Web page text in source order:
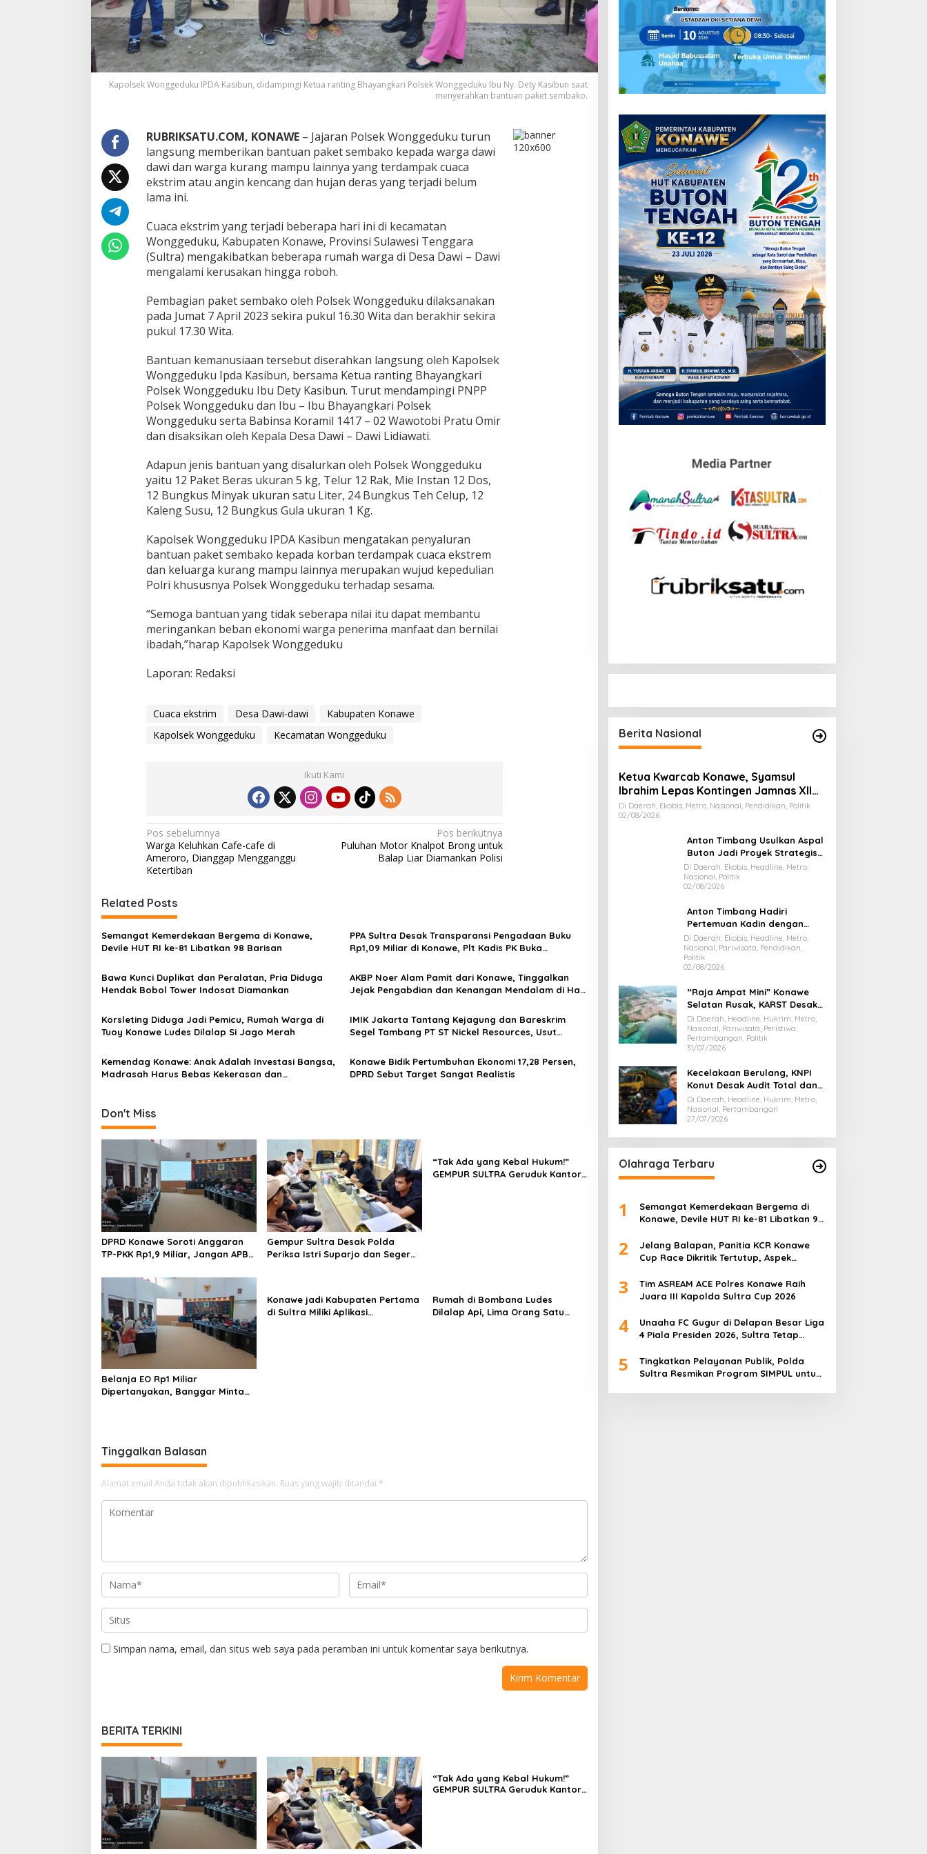
L
a
n
g
s
u
g
i
k
a
n
P
e
t
S
e
m
a
k
o
Kapolsek Wonggeduku IPDA Kasibun, didampingi Ketua ranting Bhayangkari Polsek Wonggeduku Ibu Ny. Dety Kasibun saat
menyerahkan bantuan paket sembako.
RUBRIKSATU.COM, KONAWE– Jajaran Polsek Wonggeduku turun
langsung memberikan bantuan paket sembako kepada warga dawi
dawi dan warga kurang mampu lainnya yang terdampak cuaca
ekstrim atau angin kencang dan hujan deras yang terjadi belum
lama ini.
Cuaca ekstrim yang terjadi beberapa hari ini di kecamatan
Wonggeduku, Kabupaten Konawe, Provinsi Sulawesi Tenggara
(Sultra) mengakibatkan beberapa rumah warga di Desa Dawi – Dawi
mengalami kerusakan hingga roboh.
Pembagian paket sembako oleh Polsek Wonggeduku dilaksanakan
pada Jumat 7 April 2023 sekira pukul 16.30 Wita dan berakhir sekira
pukul 17.30 Wita.
Bantuan kemanusiaan tersebut diserahkan langsung oleh Kapolsek
Wonggeduku Ipda Kasibun, bersama Ketua ranting Bhayangkari
Polsek Wonggeduku Ibu Dety Kasibun. Turut mendampingi PNPP
Polsek Wonggeduku dan Ibu – Ibu Bhayangkari Polsek
Wonggeduku serta Babinsa Koramil 1417 – 02 Wawotobi Pratu Omir
dan disaksikan oleh Kepala Desa Dawi – Dawi Lidiawati.
Adapun jenis bantuan yang disalurkan oleh Polsek Wonggeduku
yaitu 12 Paket Beras ukuran 5 kg, Telur 12 Rak, Mie Instan 12 Dos,
12 Bungkus Minyak ukuran satu Liter, 24 Bungkus Teh Celup, 12
Kaleng Susu, 12 Bungkus Gula ukuran 1 Kg.
Kapolsek Wonggeduku IPDA Kasibun mengatakan penyaluran
bantuan paket sembako kepada korban terdampak cuaca ekstrem
dan keluarga kurang mampu lainnya merupakan wujud kepedulian
Polri khususnya Polsek Wonggeduku terhadap sesama.
“Semoga bantuan yang tidak seberapa nilai itu dapat membantu
meringankan beban ekonomi warga penerima manfaat dan bernilai
ibadah,”harap Kapolsek Wonggeduku
Laporan: Redaksi
Cuaca ekstrim Desa Dawi-dawi
Kabupaten Konawe
Kapolsek Wonggeduku
Kecamatan Wonggeduku
Ikuti Kami
N
a
v
i
g
a
s
i
p
s
Pos sebelumnya
Warga Keluhkan Cafe-cafe di
Ameroro, Dianggap Mengganggu
Ketertiban
Pos berikutnya
Puluhan Motor Knalpot Brong untuk
Balap Liar Diamankan Polisi
Related Posts
Semangat Kemerdekaan Bergema di Konawe,
Devile HUT RI ke-81 Libatkan 98 Barisan
PPA Sultra Desak Transparansi Pengadaan Buku
Rp1,09 Miliar di Konawe, Plt Kadis PK Buka
Bawa Kunci Duplikat dan Peralatan, Pria Diduga
Hendak Bobol Tower Indosat Diamankan
AKBP Noer Alam Pamit dari Konawe, Tinggalkan
Jejak Pengabdian dan Kenangan Mendalam di Hati
Korsleting Diduga Jadi Pemicu, Rumah Warga di
Tuoy Konawe Ludes Dilalap Si Jago Merah
IMIK Jakarta Tantang Kejagung dan Bareskrim
Segel Tambang PT ST Nickel Resources, Usut
Kemendag Konawe: Anak Adalah Investasi Bangsa,
Madrasah Harus Bebas Kekerasan dan
Konawe Bidik Pertumbuhan Ekonomi 17,28 Persen,
DPRD Sebut Target Sangat Realistis
Don't Miss
DPRD Konawe Soroti Anggaran
TP-PKK Rp1,9 Miliar, Jangan APBD
Gempur Sultra Desak Polda
Periksa Istri Suparjo dan Segera
“Tak Ada yang Kebal Hukum!”
GEMPUR SULTRA Geruduk Kantor
Belanja EO Rp1 Miliar
Dipertanyakan, Banggar Minta
Konawe jadi Kabupaten Pertama
di Sultra Miliki Aplikasi
Rumah di Bombana Ludes
Dilalap Api, Lima Orang Satu
Tinggalkan Balasan
Alamat email Anda tidak akan dipublikasikan. Ruas yang wajib ditandai *
Simpan nama, email, dan situs web saya pada peramban ini untuk komentar saya berikutnya.
BERITA TERKINI
“Tak Ada yang Kebal Hukum!”
GEMPUR SULTRA Geruduk Kantor
Berita Nasional
Ketua Kwarcab Konawe, Syamsul
Ibrahim Lepas Kontingen Jamnas XII
2026
Di Daerah, Ekobis, Metro, Nasional, Pendidikan, Politik
02/08/2026
Anton Timbang Usulkan Aspal
Buton Jadi Proyek Strategis
Nasional
Di Daerah, Ekobis, Headline, Metro,
Nasional, Politik
02/08/2026
Anton Timbang Hadiri
Pertemuan Kadin dengan
Presiden Prabowo, Bawa Misi
Majukan Ekonomi Sultra
Di Daerah, Ekobis, Headline, Metro,
Nasional, Pariwisata, Pendidikan,
Politik
02/08/2026
“Raja Ampat Mini” Konawe
Selatan Rusak, KARST Desak
Gubernur Evaluasi Total
Dispar Sultra
Di Daerah, Headline, Hukrim, Metro,
Nasional, Pariwisata, Peristiwa,
Pertambangan, Politik
31/07/2026
Kecelakaan Berulang, KNPI
Konut Desak Audit Total dan
Hentikan Hauling PT SPL
Di Daerah, Headline, Hukrim, Metro,
Nasional, Pertambangan
27/07/2026
Olahraga Terbaru
1
Semangat Kemerdekaan Bergema di
Konawe, Devile HUT RI ke-81 Libatkan 98
2
Jelang Balapan, Panitia KCR Konawe
Cup Race Dikritik Tertutup, Aspek
3
Tim ASREAM ACE Polres Konawe Raih
Juara III Kapolda Sultra Cup 2026
4
Unaaha FC Gugur di Delapan Besar Liga
4 Piala Presiden 2026, Sultra Tetap
5
Tingkatkan Pelayanan Publik, Polda
Sultra Resmikan Program SIMPUL untuk